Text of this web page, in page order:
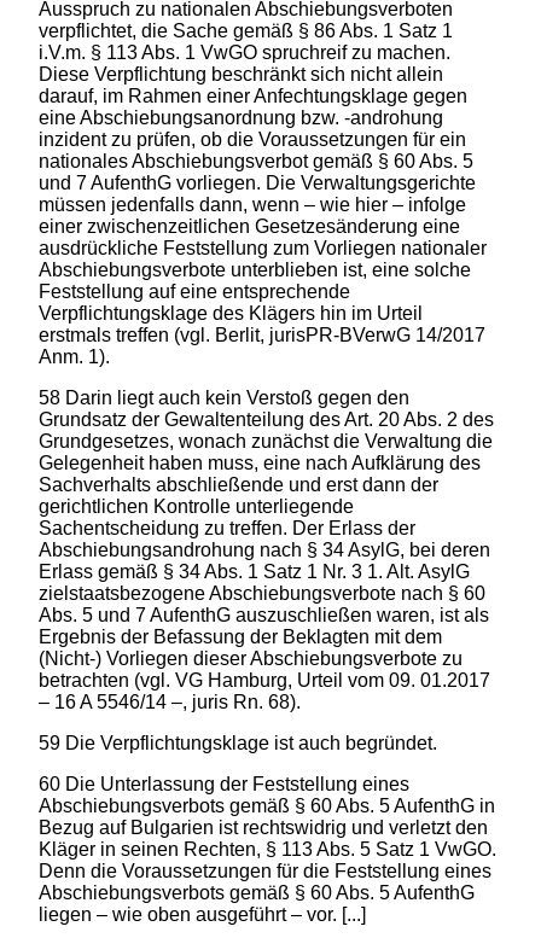
Ausspruch zu nationalen Abschiebungsverboten
verpflichtet, die Sache gemäß § 86 Abs. 1 Satz 1
i.V.m. § 113 Abs. 1 VwGO spruchreif zu machen.
Diese Verpflichtung beschränkt sich nicht allein
darauf, im Rahmen einer Anfechtungsklage gegen
eine Abschiebungsanordnung bzw. -androhung
inzident zu prüfen, ob die Voraussetzungen für ein
nationales Abschiebungsverbot gemäß § 60 Abs. 5
und 7 AufenthG vorliegen. Die Verwaltungsgerichte
müssen jedenfalls dann, wenn – wie hier – infolge
einer zwischenzeitlichen Gesetzesänderung eine
ausdrückliche Feststellung zum Vorliegen nationaler
Abschiebungsverbote unterblieben ist, eine solche
Feststellung auf eine entsprechende
Verpflichtungsklage des Klägers hin im Urteil
erstmals treffen (vgl. Berlit, jurisPR-BVerwG 14/2017
Anm. 1).
58 Darin liegt auch kein Verstoß gegen den
Grundsatz der Gewaltenteilung des Art. 20 Abs. 2 des
Grundgesetzes, wonach zunächst die Verwaltung die
Gelegenheit haben muss, eine nach Aufklärung des
Sachverhalts abschließende und erst dann der
gerichtlichen Kontrolle unterliegende
Sachentscheidung zu treffen. Der Erlass der
Abschiebungsandrohung nach § 34 AsylG, bei deren
Erlass gemäß § 34 Abs. 1 Satz 1 Nr. 3 1. Alt. AsylG
zielstaatsbezogene Abschiebungsverbote nach § 60
Abs. 5 und 7 AufenthG auszuschließen waren, ist als
Ergebnis der Befassung der Beklagten mit dem
(Nicht-) Vorliegen dieser Abschiebungsverbote zu
betrachten (vgl. VG Hamburg, Urteil vom 09. 01.2017
– 16 A 5546/14 –, juris Rn. 68).
59 Die Verpflichtungsklage ist auch begründet.
60 Die Unterlassung der Feststellung eines
Abschiebungsverbots gemäß § 60 Abs. 5 AufenthG in
Bezug auf Bulgarien ist rechtswidrig und verletzt den
Kläger in seinen Rechten, § 113 Abs. 5 Satz 1 VwGO.
Denn die Voraussetzungen für die Feststellung eines
Abschiebungsverbots gemäß § 60 Abs. 5 AufenthG
liegen – wie oben ausgeführt – vor. [...]